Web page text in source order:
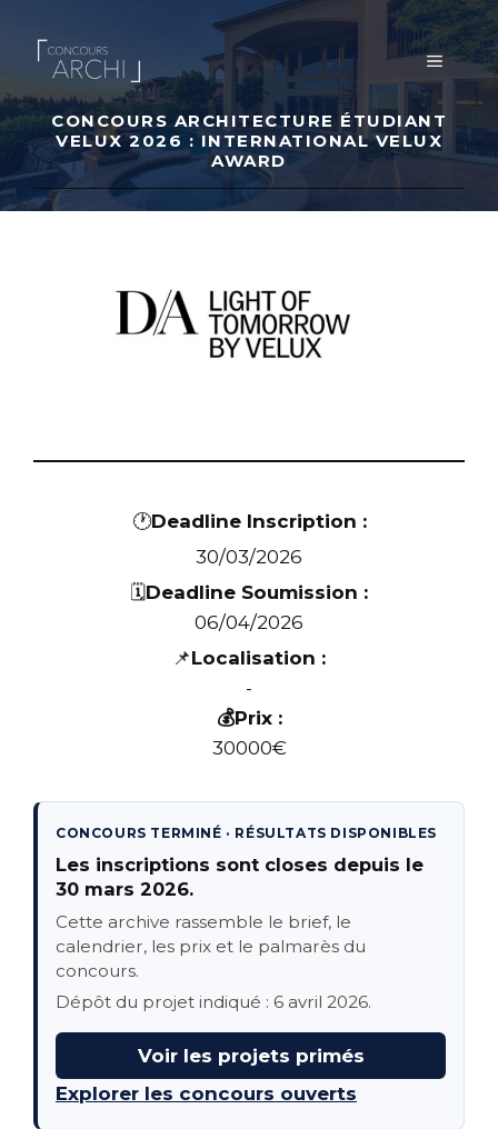
contenu
MENU
CONCOURS ARCHITECTURE ÉTUDIANT
VELUX 2026 : INTERNATIONAL VELUX
AWARD
🕐Deadline Inscription :
30/03/2026
🗓️Deadline Soumission :
06/04/2026
📌Localisation :
-
💰Prix :
30000€
CONCOURS TERMINÉ · RÉSULTATS DISPONIBLES
Les inscriptions sont closes depuis le
30 mars 2026.
Cette archive rassemble le brief, le
calendrier, les prix et le palmarès du
concours.
Dépôt du projet indiqué : 6 avril 2026.
Voir les projets primés
Explorer les concours ouverts